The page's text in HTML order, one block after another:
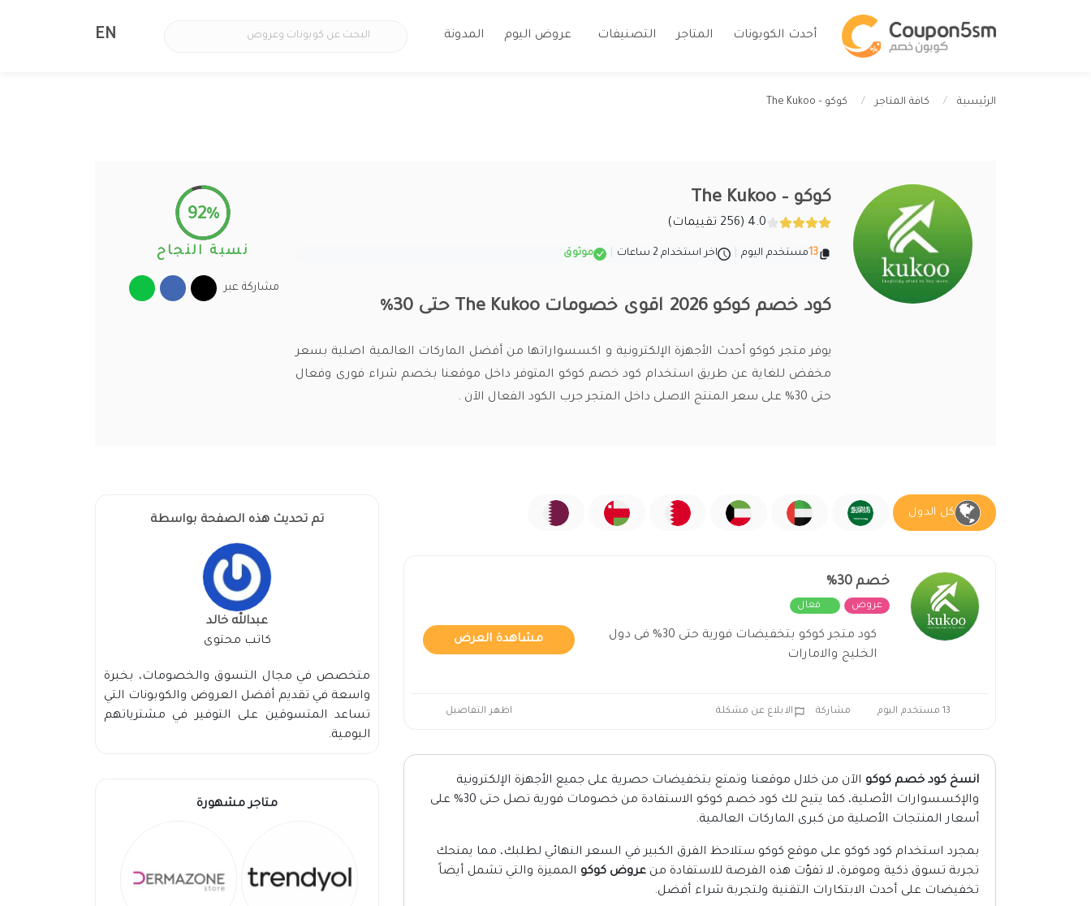
أحدث الكوبونات المتاجر التصنيفات عروض اليوم المدونة EN
الرئيسية كافة المتاجر كوكو – The Kukoo
كوكو – The Kukoo
4.0 (256 تقييمات)
13 مستخدم اليوم اخر استخدام 2 ساعات موثوق
كود خصم كوكو 2026 اقوى خصومات The Kukoo حتى 30%
يوفر متجر كوكو أحدث الأجهزة الإلكترونية و اكسسواراتها من أفضل الماركات العالمية اصلية بسعر
مخفض للغاية عن طريق استخدام كود خصم كوكو المتوفر داخل موقعنا بخصم شراء فورى وفعال
حتى 30% على سعر المنتج الاصلى داخل المتجر جرب الكود الفعال الآن .
92%
نسبة النجاح
مشاركة عبر
كل الدول
خصم 30%
عروض فعال
كود متجر كوكو بتخفيضات فورية حتى 30% فى دول
الخليج والامارات
مشاهدة العرض
13 مستخدم اليوم مشاركة الابلاغ عن مشكلة اظهر التفاصيل
انسخ كود خصم كوكو الآن من خلال موقعنا وتمتع بتخفيضات حصرية على جميع الأجهزة الإلكترونية
والإكسسوارات الأصلية، كما يتيح لك كود خصم كوكو الاستفادة من خصومات فورية تصل حتى 30% على
أسعار المنتجات الأصلية من كبرى الماركات العالمية.
بمجرد استخدام كود كوكو على موقع كوكو ستلاحظ الفرق الكبير في السعر النهائي لطلبك، مما يمنحك
تجربة تسوق ذكية وموفرة، لا تفوّت هذه الفرصة للاستفادة من عروض كوكو المميزة والتي تشمل أيضاً
تخفيضات على أحدث الابتكارات التقنية ولتجربة شراء أفضل.
تم تحديث هذه الصفحة بواسطة
عبدالله خالد
كاتب محتوى
متخصص في مجال التسوق والخصومات، بخبرة
واسعة في تقديم أفضل العروض والكوبونات التي
تساعد المتسوقين على التوفير في مشترياتهم
اليومية.
متاجر مشهورة